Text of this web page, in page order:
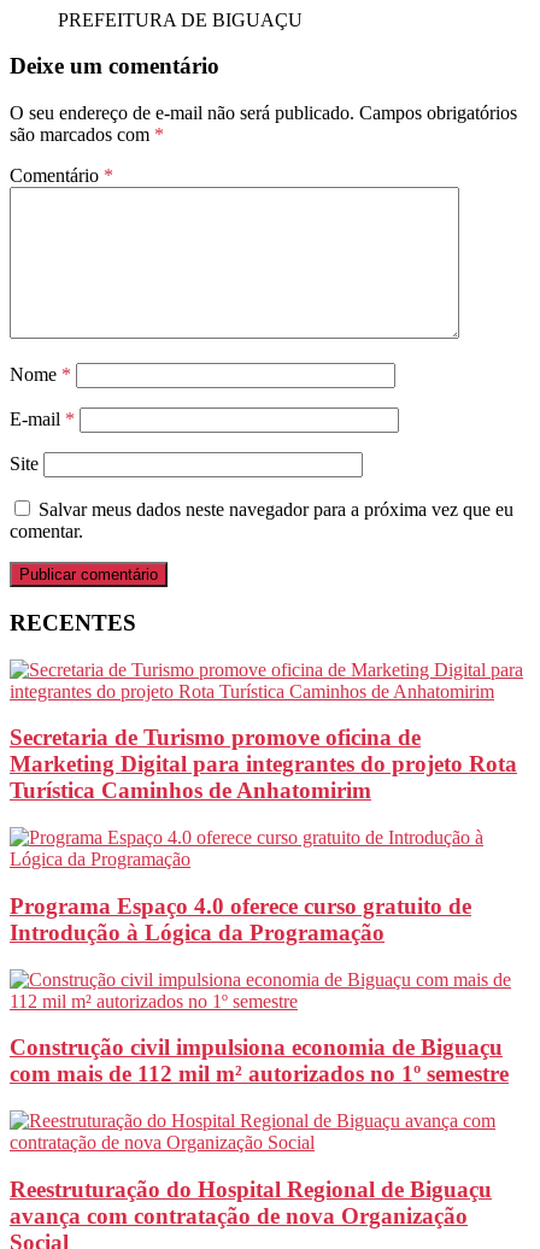
PREFEITURA DE BIGUAÇU
Deixe um comentário
O seu endereço de e-mail não será publicado. Campos obrigatórios
são marcados com *
Comentário *
Nome *
E-mail *
Site
Salvar meus dados neste navegador para a próxima vez que eu
comentar.
RECENTES
Secretaria de Turismo promove oficina de
Marketing Digital para integrantes do projeto Rota
Turística Caminhos de Anhatomirim
Programa Espaço 4.0 oferece curso gratuito de
Introdução à Lógica da Programação
Construção civil impulsiona economia de Biguaçu
com mais de 112 mil m² autorizados no 1º semestre
Reestruturação do Hospital Regional de Biguaçu
avança com contratação de nova Organização
Social